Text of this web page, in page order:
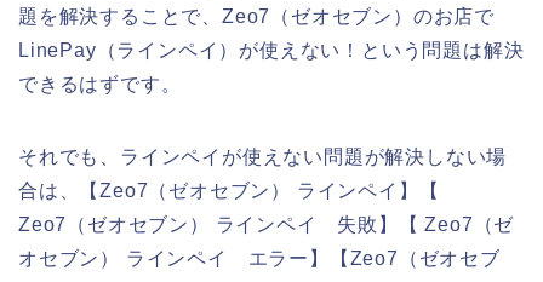
題を解決することで、Zeo7（ゼオセブン）のお店で
LinePay（ラインペイ）が使えない！という問題は解決
できるはずです。
それでも、ラインペイが使えない問題が解決しない場
合は、【Zeo7（ゼオセブン） ラインペイ】【
Zeo7（ゼオセブン） ラインペイ 失敗】【 Zeo7（ゼ
オセブン） ラインペイ エラー】【Zeo7（ゼオセブ